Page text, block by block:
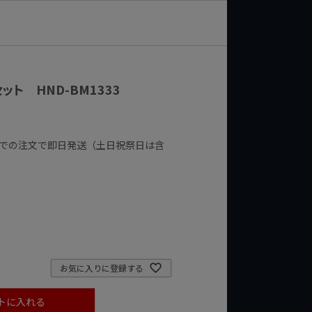
ット HND-BM1333
の注文で即日発送（土日祝祭日は含
お気に入りに登録する
に入れる